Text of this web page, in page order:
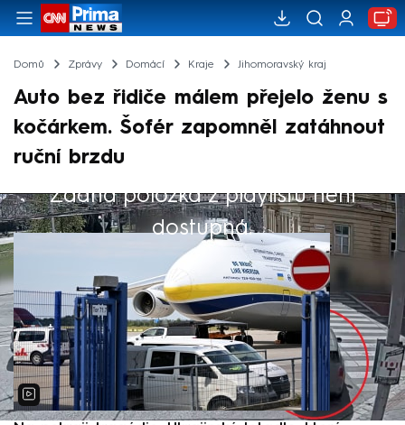
Domů Zprávy Domácí Kraje Jihomoravský kraj
Auto bez řidiče málem přejelo ženu s
kočárkem. Šofér zapomněl zatáhnout
ruční brzdu
Žádná položka z playlistu není
dostupná.
Výběr redakce